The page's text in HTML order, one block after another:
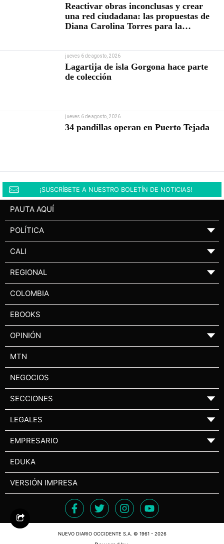
Reactivar obras inconclusas y crear
una red ciudadana: las propuestas de
Diana Carolina Torres para la
jueves 6 de agosto, 2026
Lagartija de isla Gorgona hace parte
de colección
jueves 6 de agosto, 2026
34 pandillas operan en Puerto Tejada
¡SUSCRÍBETE A NUESTRO BOLETÍN DE NOTICIAS!
PAUTA AQUÍ
POLÍTICA ▼
CALI ▼
REGIONAL ▼
COLOMBIA
EBOOKS
OPINIÓN ▼
MTN
NEGOCIOS
SECCIONES ▼
LEGALES ▼
EMPRESARIO ▼
EDUKA
VERSIÓN IMPRESA
NUEVO DIARIO OCCIDENTE S.A. © 1961 - 2026